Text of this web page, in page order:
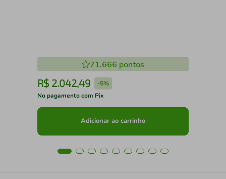
71.666 pontos
R$ 2.042,49 -5%
No pagamento com Pix
Adicionar ao carrinho